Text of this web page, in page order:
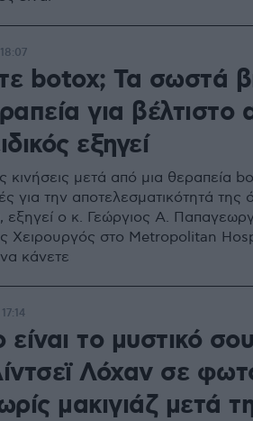
botox; Τα σωστά
για βέλτιστο
εξηγεί
κινήσεις μετά από μια θεραπεία
για την αποτελεσματικότητά της
εξηγεί ο κ. Γεώργιος Α.
Χειρουργός στο Metropolitan
να κάνετε
είναι το μυστικό
Λόχαν σε
μακιγιάζ μετά